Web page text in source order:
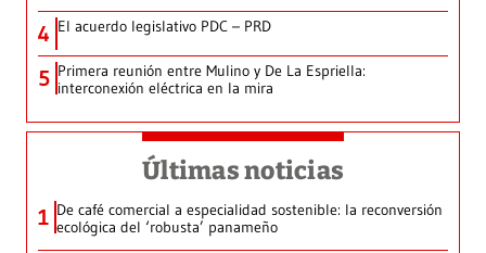
4 El acuerdo legislativo PDC – PRD
5 Primera reunión entre Mulino y De La Espriella:
interconexión eléctrica en la mira
Últimas noticias
1 De café comercial a especialidad sostenible: la reconversión
ecológica del ‘robusta’ panameño